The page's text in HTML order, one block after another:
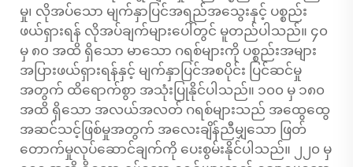
မှု၊ လိုအပ်သော မျက်နှာပြင်အရည်အသွေးနှင့် ပစ္စည်း
ဖယ်ရှားရန် လိုအပ်ချက်များပေါ်တွင် မူတည်ပါသည်။ ၄၀
မှ ၈၀ အထိ ရှိသော မာသော ဂရစ်များကို ပစ္စည်းအများ
အပြားဖယ်ရှားရန်နှင့် မျက်နှာပြင်အစပိုင်း ပြင်ဆင်မှု
အတွက် ထိရောက်စွာ အသုံးပြုနိုင်ပါသည်။ ၁၀၀ မှ ၁၈၀
အထိ ရှိသော အလယ်အလတ် ဂရစ်များသည် အထွေထွေ
အဆင်သင့်ဖြစ်မှုအတွက် အလေးချိန်ညီမျှသော ဖြတ်
တောက်မှုလုပ်ဆောင်ချက်ကို ပေးစွမ်းနိုင်ပါသည်။ ၂၂၀ မှ